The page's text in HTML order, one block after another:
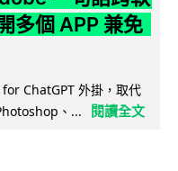
多個 APP 兼免
ChatGPT 外掛，取代
、...
閱讀全文